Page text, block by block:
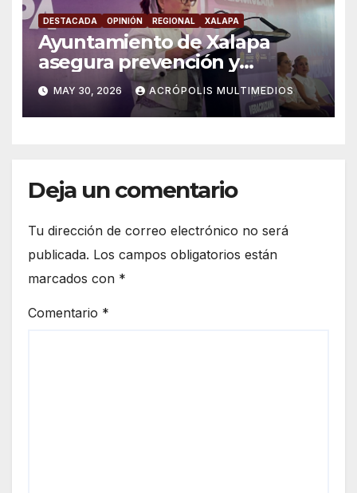
DESTACADA OPINIÓN REGIONAL XALAPA
Ayuntamiento de Xalapa
asegura prevención y
atención a violencia de
género
MAY 30, 2026 ACRÓPOLIS MULTIMEDIOS
Deja un comentario
Tu dirección de correo electrónico no será
publicada. Los campos obligatorios están
marcados con *
Comentario *